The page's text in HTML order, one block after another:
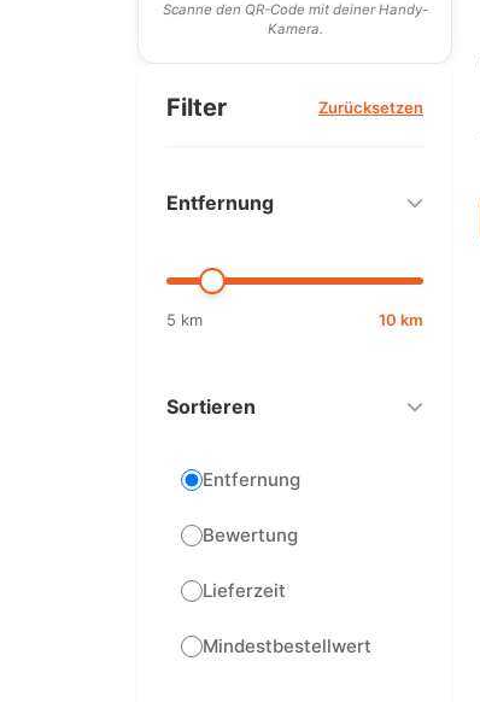
Scanne den QR-Code mit deiner Handy-
Kamera.
Filter Zurücksetzen
Entfernung
5 km 10 km
Sortieren
Entfernung
Bewertung
Lieferzeit
Mindestbestellwert